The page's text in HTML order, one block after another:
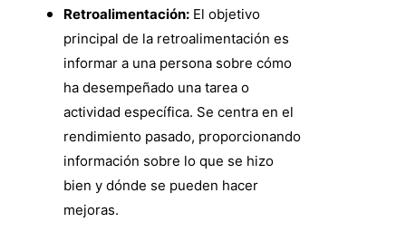
Retroalimentación: El objetivo
principal de la retroalimentación es
informar a una persona sobre cómo
ha desempeñado una tarea o
actividad específica. Se centra en el
rendimiento pasado, proporcionando
información sobre lo que se hizo
bien y dónde se pueden hacer
mejoras.